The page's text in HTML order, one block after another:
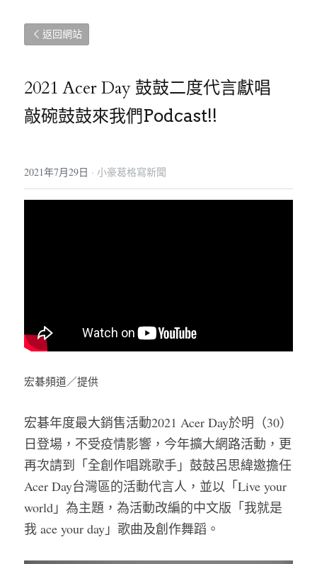
返回網站
2021 Acer Day 鼓鼓二度代言獻唱
敲碗鼓鼓來我們Podcast!!
2021年7月29日 · 小豪葛格寫新聞
宏碁頻道／提供
宏碁年度最大銷售活動2021 Acer Day於明（30）
日登場，不受疫情影響，今年擴大網路活動，更
再次請到「全創作唱跳歌手」鼓鼓呂思緯邀擔任
Acer Day台灣區的活動代言人，並以「Live your
world」為主題，為活動改編的中文版「我就是
我 ace your day」歌曲及創作舞蹈。